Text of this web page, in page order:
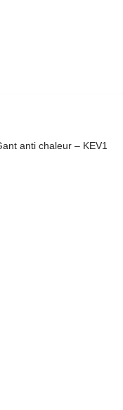
anti chaleur – KEV1